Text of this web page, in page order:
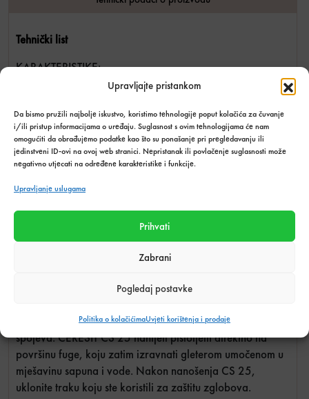
Upravljajte pristankom
Da bismo pružili najbolje iskustvo, koristimo tehnologije poput kolačića za čuvanje
i/ili pristup informacijama o uređaju. Suglasnost s ovim tehnologijama će nam
omogućiti da obrađujemo podatke kao što su ponašanje pri pregledavanju ili
jedinstveni ID-ovi na ovoj web stranici. Nepristanak ili povlačenje suglasnosti može
negativno utjecati na određene karakteristike i funkcije.
Upravljanje uslugama
Prihvati
Zabrani
Pogledaj postavke
Politika o kolačićimaUvjeti korištenja i prodaje
Tehnički list
KARAKTERISTIKE:
Sprečava nastanak plijesni i gljivica
Visoka otpornost na UV zrake i visoke temperature
Tonovi usklađeni s bojama CE 40
PRIPREMA PODLOGE ZA NANOŠENJE CERESIT CS 25
SANITARNOG SILIKONA:
podlogu i osigurati da je čista, suha, bez vlage i
očišćena rastvaračem (staklo, aluminij). CS 25 uvijek
ostaje elastičan i stoga se preporučuje za zglobove
koji su aktivni. Spojevi moraju biti pričvršćeni
trakom kako dodatna količina silikona ne bi prešla
Vrh patrone se isječe na širinu koja odgovara širini
spojeva. CERESIT CS 25 nanijeti pištoljem direktno na
površinu fuge, koju zatim izravnati gleterom umočenom u
mješavinu sapuna i vode. Nakon nanošenja CS 25,
uklonite traku koju ste koristili za zaštitu zglobova.